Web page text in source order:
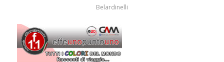
Belardinelli